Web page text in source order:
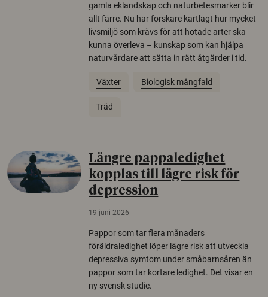
gamla eklandskap och naturbetesmarker blir
allt färre. Nu har forskare kartlagt hur mycket
livsmiljö som krävs för att hotade arter ska
kunna överleva – kunskap som kan hjälpa
naturvårdare att sätta in rätt åtgärder i tid.
Växter Biologisk mångfald
Träd
Längre pappaledighet
kopplas till lägre risk för
depression
19 juni 2026
Pappor som tar flera månaders
föräldraledighet löper lägre risk att utveckla
depressiva symtom under småbarnsåren än
pappor som tar kortare ledighet. Det visar en
ny svensk studie.